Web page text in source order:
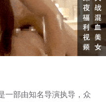
一部由知名导演执导，众